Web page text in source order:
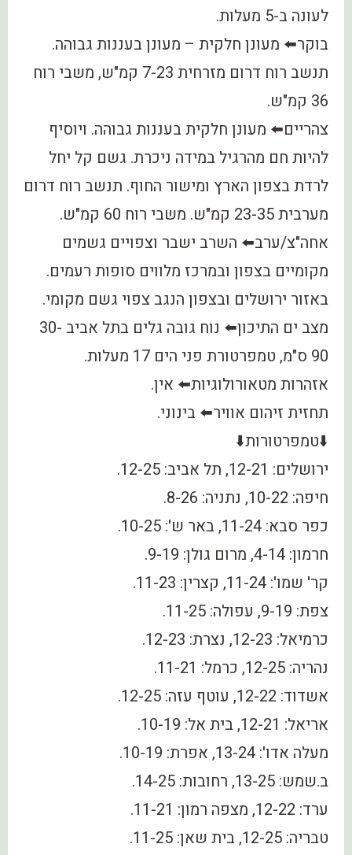
לעונה ב-5 מעלות.
בוקר⬅️ מעונן חלקית – מעונן בעננות גבוהה.
תנשב רוח דרום מזרחית 7-23 קמ"ש, משבי רוח
36 קמ"ש.
צהריים⬅️ מעונן חלקית בעננות גבוהה. ויוסיף
להיות חם מהרגיל במידה ניכרת. גשם קל יחל
לרדת בצפון הארץ ומישור החוף. תנשב רוח דרום
מערבית 23-35 קמ"ש. משבי רוח 60 קמ"ש.
אחה"צ/ערב⬅️ השרב ישבר וצפויים גשמים
מקומיים בצפון ובמרכז מלווים סופות רעמים.
באזור ירושלים ובצפון הנגב צפוי גשם מקומי.
מצב ים התיכון⬅️ נוח גובה גלים בתל אביב 30-
90 ס"מ, טמפרטורת פני הים 17 מעלות.
אזהרות מטאורולוגיות⬅️ אין.
תחזית זיהום אוויר⬅️ בינוני.
⬇️טמפרטורות⬇️
ירושלים: 12-21, תל אביב: 12-25.
חיפה: 10-22, נתניה: 8-26.
כפר סבא: 11-24, באר ש': 10-25.
חרמון: 4-14, מרום גולן: 9-19.
קר' שמו': 11-24, קצרין: 11-23.
צפת: 9-19, עפולה: 11-25.
כרמיאל: 12-23, נצרת: 12-23.
נהריה: 12-25, כרמל: 11-21.
אשדוד: 12-22, עוטף עזה: 12-25.
אריאל: 12-21, בית אל: 10-19.
מעלה אדו': 13-24, אפרת: 10-19.
ב.שמש: 13-25, רחובות: 14-25.
ערד: 12-22, מצפה רמון: 11-21.
טבריה: 12-25, בית שאן: 11-25.